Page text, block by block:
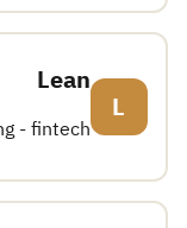
L
Lean
- fintech